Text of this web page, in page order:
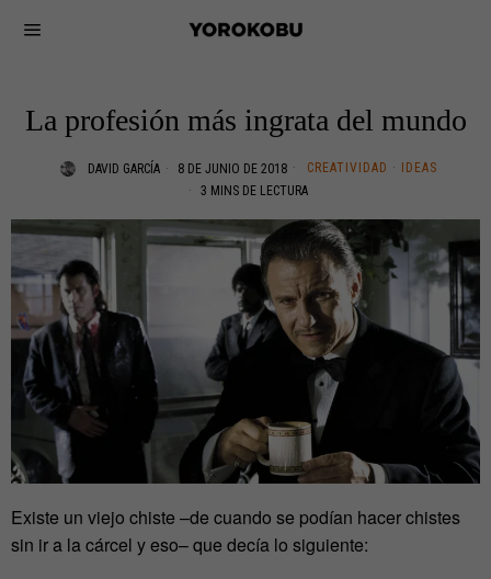
La profesión más ingrata del mundo
DAVID GARCÍA 8 DE JUNIO DE 2018 CREATIVIDAD ·
IDEAS
3 MINS DE LECTURA
Existe un viejo chiste –de cuando se podían hacer chistes
sin ir a la cárcel y eso– que decía lo siguiente: